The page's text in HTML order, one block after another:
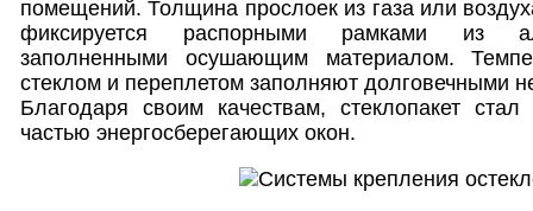
помещений. Толщина прослоек из газа или
фиксируется распорными рамками из
заполненными осушающим материалом.
стеклом и переплетом заполняют долговечными
Благодаря своим качествам, стеклопакет
частью энергосберегающих окон.